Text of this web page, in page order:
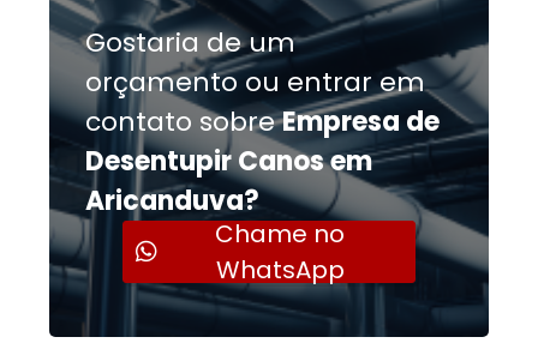
Gostaria de um
orçamento ou entrar em
contato sobreEmpresa de
Desentupir Canos em
Aricanduva?
Chame no
WhatsApp